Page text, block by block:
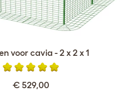
voor cavia - 2 x 2 x 1
€ 529,00